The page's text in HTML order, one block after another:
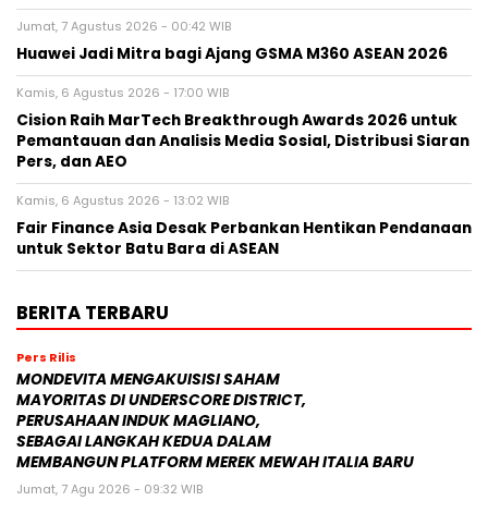
Jumat, 7 Agustus 2026 - 00:42 WIB
Huawei Jadi Mitra bagi Ajang GSMA M360 ASEAN 2026
Kamis, 6 Agustus 2026 - 17:00 WIB
Cision Raih MarTech Breakthrough Awards 2026 untuk
Pemantauan dan Analisis Media Sosial, Distribusi Siaran
Pers, dan AEO
Kamis, 6 Agustus 2026 - 13:02 WIB
Fair Finance Asia Desak Perbankan Hentikan Pendanaan
untuk Sektor Batu Bara di ASEAN
BERITA TERBARU
Pers Rilis
MONDEVITA MENGAKUISISI SAHAM
MAYORITAS DI UNDERSCORE DISTRICT,
PERUSAHAAN INDUK MAGLIANO,
SEBAGAI LANGKAH KEDUA DALAM
MEMBANGUN PLATFORM MEREK MEWAH ITALIA BARU
Jumat, 7 Agu 2026 - 09:32 WIB